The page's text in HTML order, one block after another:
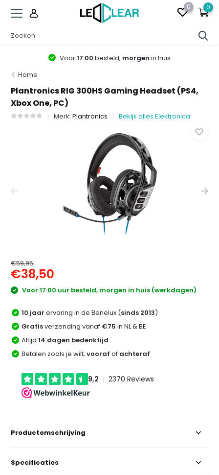
0 0
Voor17:00 besteld, morgen in huis
Home
Plantronics RIG 300HS Gaming Headset (PS4,
Xbox One, PC)
Merk:Plantronics Bekijk alles Elektronica
€59,95
€38,50
Voor 17:00 uur besteld, morgen in huis (werkdagen)
10 jaar ervaring in de Benelux (sinds 2013)
Gratisverzending vanaf €75 in NL & BE
Altijd14 dagen bedenktijd
Betalen zoals je wilt,vooraf of achteraf
Productomschrijving
Specificaties